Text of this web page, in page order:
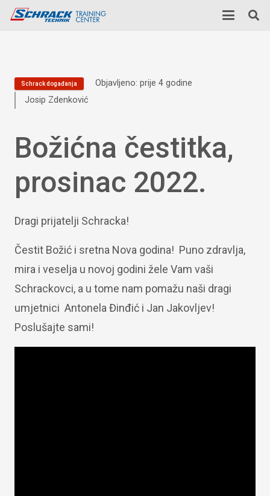
Schrack događanja Objavljeno:prije 4 godine
Josip Zdenković
Božićna čestitka,
prosinac 2022.
Dragi prijatelji Schracka!
Čestit Božić i sretna Nova godina! Puno zdravlja,
mira i veselja u novoj godini žele Vam vaši
Schrackovci, a u tome nam pomažu naši dragi
umjetnici Antonela Đinđić i Jan Jakovljev!
Poslušajte sami!